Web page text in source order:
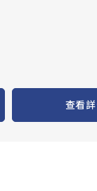
查看